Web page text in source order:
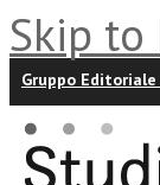
Skip to
Gruppo